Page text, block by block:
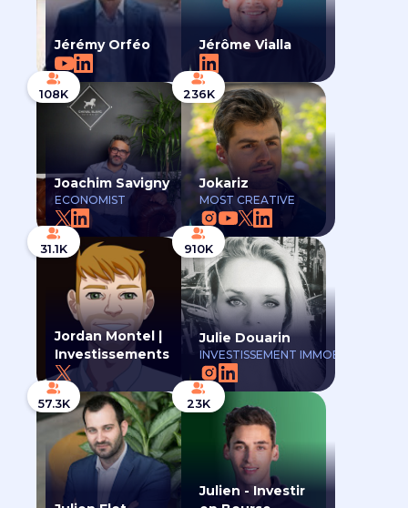
Jérémy Orféo Jérôme Vialla
108K
Joachim Savigny
ECONOMIST
236K
Jokariz
MOST CREATIVE
31.1K
Jordan Montel |
Investissements
910K
Julie Douarin
INVESTISSEMENT IMMOBILIER
57.3K 23K
Julien - Investir